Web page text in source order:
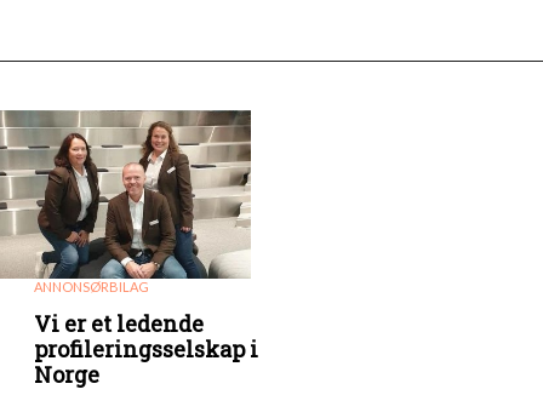
ANNONSØRBILAG
Vi er et ledende
profileringsselskap i
Norge